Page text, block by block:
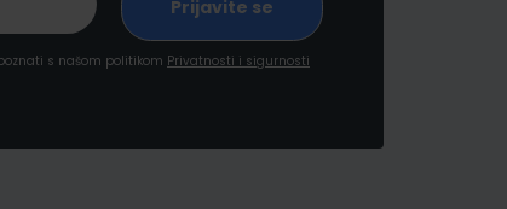
s našom politikom Privatnosti i sigurnosti